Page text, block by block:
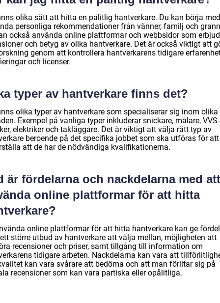
olika sätt att hitta en pålitlig hantverkare. Du kan börja
personliga rekommendationer från vänner, familj och
också använda online plattformar och webbsidor som
och betyg av olika hantverkare. Det är också viktigt att
genom att kontrollera hantverkarens tidigare
och licenser.
typer av hantverkare finns det?
olika typer av hantverkare som specialiserar sig inom olika
Exempel på vanliga typer inkluderar snickare, målare, VVS-
elektriker och takläggare. Det är viktigt att välja rätt typ av
beroende på det specifika jobbet som ska utföras för att
att de har de nödvändiga kvalifikationerna.
är fördelarna och nackdelarna med att
online plattformar för att hitta
online plattformar för att hitta hantverkare kan ge
större utbud av hantverkare att välja mellan, möjligheten att
recensioner och priser, samt tillgång till information om
tidigare arbeten. Nackdelarna kan vara att
kan vara svårare att bedöma och att man förlitar sig på
recensioner som kan vara partiska eller opålitliga.